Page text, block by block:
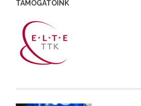
TÁMOGATÓINK